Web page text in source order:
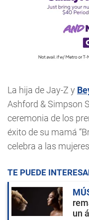
La hija de Jay-Z y
Ashford & Simpson
ceremonia de los
éxito de su mamá
celebra a las
TE PUEDE
un